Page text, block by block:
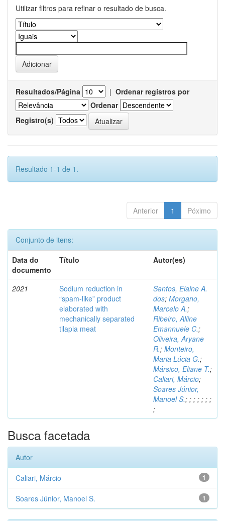
Utilizar filtros para refinar o resultado de busca.
Resultados/Página | Ordenar registros por
Ordenar
Registro(s)
Resultado 1-1 de 1.
Anterior 1 Póximo
Conjunto de itens:
Data do
documento
Título Autor(es)
2021
Sodium reduction in
“spam-like” product
elaborated with
mechanically separated
tilapia meat
Santos, Elaine A.
dos; Morgano,
Marcelo A.;
Ribeiro, Alline
Emannuele C.;
Oliveira, Aryane
R.; Monteiro,
Maria Lúcia G.;
Mársico, Eliane T.;
Caliari, Márcio;
Soares Júnior,
Manoel S.; ; ; ; ; ; ;
;
Busca facetada
Autor
1
Caliari, Márcio
1
Soares Júnior, Manoel S.